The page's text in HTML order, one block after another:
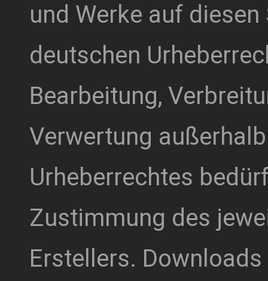
und Werke auf
deutschen
Bearbeitung,
Verwertung
Urheberrechtes
Zustimmung des
Erstellers.